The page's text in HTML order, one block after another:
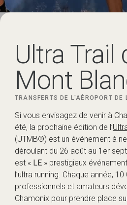
Ultra Trail
Mont
TRANSFERTS DE L'AÉROPORT DE
Si vous envisagez de venir à
été, la prochaine édition de l’
(UTMB®) est un événement à
déroulant du 26 août au 1er
est « LE » prestigieux
l’ultra running. Chaque année,
professionnels et amateurs
Chamonix pour prendre place